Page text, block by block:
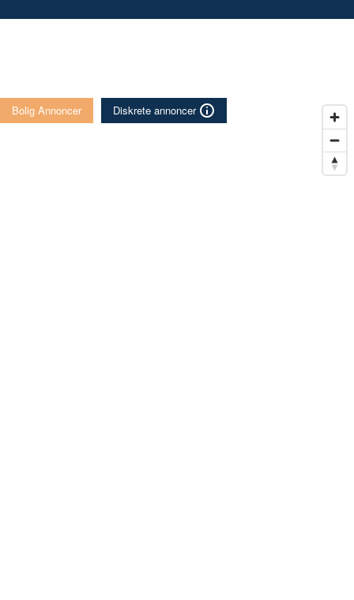
Bolig Annoncer Diskrete annoncer